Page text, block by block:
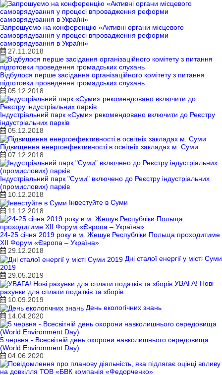
Запрошуємо на конференцію «Активні органи місцевого
самоврядування у процесі впровадження реформи
самоврядування в Україні»
27.11.2018
Відбулося перше засідання організаційного комітету з питання
підготовки проведення громадських слухань
05.12.2018
Індустріальний парк «Суми» рекомендовано включити до Реєстру
індустріальних парків
05.12.2018
Підвищення енергоефективності в освітніх закладах м. Суми
07.12.2018
Індустріальний парк "Суми" включено до Реєстру індустріальних
(промислових) парків
10.12.2018
Інвестуйте в Суми
11.12.2018
24-25 січня 2019 року в м. Жешув Республіки Польща проходитиме
XІI Форум «Європа – Україна»
29.12.2018
Дні сталої енергії у місті Суми
2019
29.05.2019
УВАГА! Нові
рахунки для сплати податків та зборів
10.09.2019
День екологічних знань
14.04.2020
5 червня - Всесвітній день охорони навколишнього середовища
(World Environment Day)
04.06.2020